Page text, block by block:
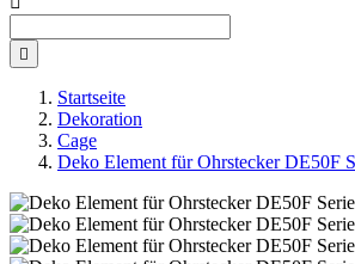

Startseite
Dekoration
Cage
Deko Element für Ohrstecker DE50F